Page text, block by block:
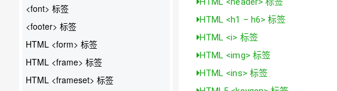
<font> 标签
<footer> 标签
HTML <form> 标签
HTML <frame> 标签
HTML <frameset> 标签
HTML <h1 – h6> 标签
HTML <i> 标签
HTML <img> 标签
HTML <ins> 标签